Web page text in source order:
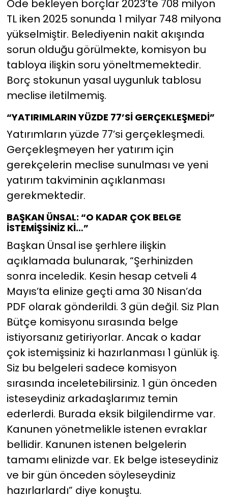
Öde bekleyen borçlar 2023’te 708 milyon
TL iken 2025 sonunda 1 milyar 748 milyona
yükselmiştir. Belediyenin nakit akışında
sorun olduğu görülmekte, komisyon bu
tabloya ilişkin soru yöneltmemektedir.
Borç stokunun yasal uygunluk tablosu
meclise iletilmemiş.
“YATIRIMLARIN YÜZDE 77’Sİ GERÇEKLEŞMEDİ”
Yatırımların yüzde 77’si gerçekleşmedi.
Gerçekleşmeyen her yatırım için
gerekçelerin meclise sunulması ve yeni
yatırım takviminin açıklanması
gerekmektedir.
BAŞKAN ÜNSAL: “O KADAR ÇOK BELGE
İSTEMİŞSİNİZ Kİ…”
Başkan Ünsal ise şerhlere ilişkin
açıklamada bulunarak, “Şerhinizden
sonra inceledik. Kesin hesap cetveli 4
Mayıs’ta elinize geçti ama 30 Nisan’da
PDF olarak gönderildi. 3 gün değil. Siz Plan
Bütçe komisyonu sırasında belge
istiyorsanız getiriyorlar. Ancak o kadar
çok istemişsiniz ki hazırlanması 1 günlük iş.
Siz bu belgeleri sadece komisyon
sırasında inceletebilirsiniz. 1 gün önceden
isteseydiniz arkadaşlarımız temin
ederlerdi. Burada eksik bilgilendirme var.
Kanunen yönetmelikle istenen evraklar
bellidir. Kanunen istenen belgelerin
tamamı elinizde var. Ek belge isteseydiniz
ve bir gün önceden söyleseydiniz
hazırlarlardı” diye konuştu.